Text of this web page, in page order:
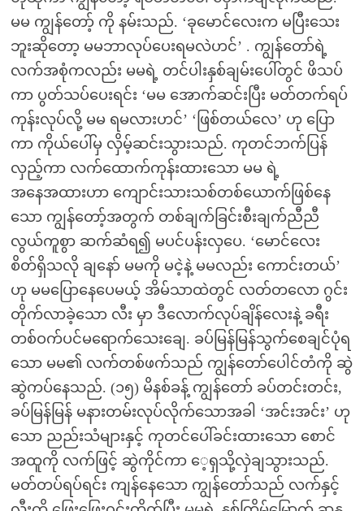
မမ ကျွန်တော့် ကို နမ်းသည်. ‘ခုမောင်လေးက မပြီးသေး
ဘူးဆိုတော့ မမဘာလုပ်ပေးရမလဲဟင်’ . ကျွန်တော်ရဲ့
လက်အစုံကလည်း မမရဲ့ တင်ပါးနှစ်ချမ်းပေါ်တွင် ဖိသပ်
ကာ ပွတ်သပ်ပေးရင်း ‘မမ အောက်ဆင်းပြီး မတ်တက်ရပ်
ကုန်းလုပ်လို့ မမ ရမလားဟင်’ ‘ဖြစ်တယ်လေ’ ဟု ပြော
ကာ ကိုယ်ပေါ်မှ လှိမ့်ဆင်းသွားသည်. ကုတင်ဘက်ပြန်
လှည့်ကာ လက်ထောက်ကုန်းထားသော မမ ရဲ့
အနေအထားဟာ ကျောင်းသားသစ်တစ်ယောက်ဖြစ်နေ
သော ကျွန်တော့်အတွက် တစ်ချက်ခြင်းစီးချက်ညီညီ
လွယ်ကူစွာ ဆက်ဆံရ၍ မပင်ပန်းလှပေ. ‘မောင်လေး
စိတ်ရှိသလို ချနော် မမကို မငဲ့နဲ့ မမလည်း ကောင်းတယ်’
ဟု မမပြောနေပေမယ့် အိမ်သာထဲတွင် လတ်တလော ဂွင်း
တိုက်လာခဲ့သော လီး မှာ ဒီလောက်လုပ်ချိန်လေးနဲ့ ခရီး
တစ်ဝက်ပင်မရောက်သေးချေ. ခပ်မြန်မြန်သွက်စေချင်ပုံရ
သော မမ၏ လက်တစ်ဖက်သည် ကျွန်တော်ပေါင်တံကို ဆွဲ
ဆွဲကပ်နေသည်. (၁၅) မိနစ်ခန့် ကျွန်တော် ခပ်တင်းတင်း,
ခပ်မြန်မြန် မနားတမ်းလုပ်လိုက်သောအခါ ‘အင်းအင်း’ ဟု
သော ညည်းသံများနှင့် ကုတင်ပေါ်ခင်းထားသော စောင်
အထူကို လက်ဖြင့် ဆွဲကိုင်ကာ ေ့ရှသို့လှဲချသွားသည်.
မတ်တပ်ရပ်ရင်း ကျန်နေသော ကျွန်တော်သည် လက်နှင့်